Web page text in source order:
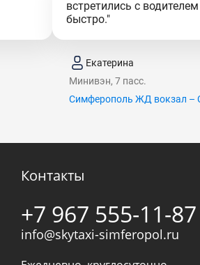
встретились с
быстро."
Екатерина
Минивэн, 7 пасс.
Симферополь ЖД вокзал –
Контакты
+7 967 555-11-87
info@skytaxi-simferopol.ru